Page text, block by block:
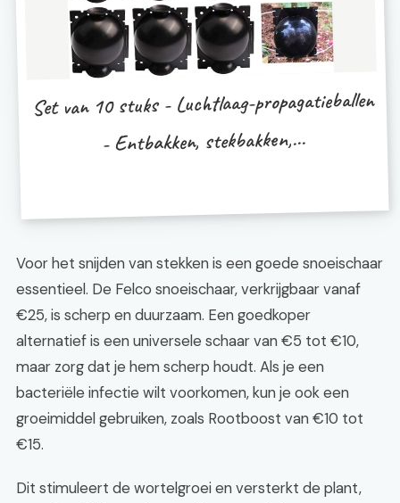
Set van 10 stuks - Luchtlaag-propagatieballen
- Entbakken, stekbakken,...
Voor het snijden van stekken is een goede snoeischaar
essentieel. De Felco snoeischaar, verkrijgbaar vanaf
€25, is scherp en duurzaam. Een goedkoper
alternatief is een universele schaar van €5 tot €10,
maar zorg dat je hem scherp houdt. Als je een
bacteriële infectie wilt voorkomen, kun je ook een
groeimiddel gebruiken, zoals Rootboost van €10 tot
€15.
Dit stimuleert de wortelgroei en versterkt de plant,